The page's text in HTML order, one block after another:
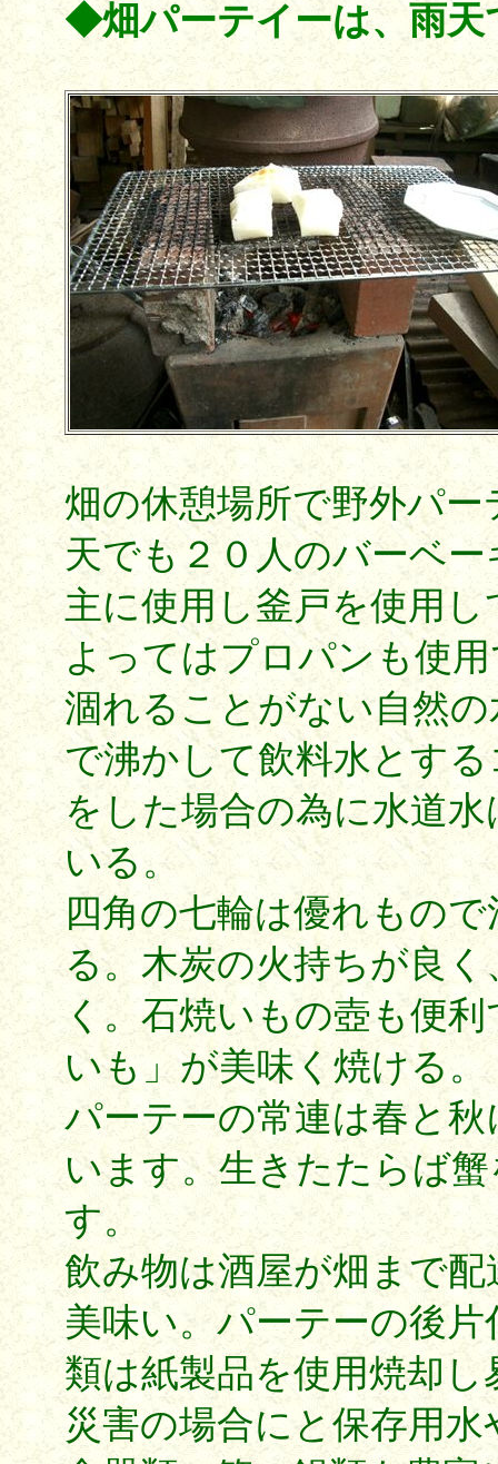
◆畑パーテイーは、雨天
畑の休憩場所で野外パ
天でも２０人のバーベ
主に使用し釜戸を使用
よってはプロパンも使
涸れることがない自然
で沸かして飲料水とす
をした場合の為に水道
いる。
四角の七輪は優れもの
る。木炭の火持ちが良
く。石焼いもの壺も便
いも」が美味く焼ける。
パーテーの常連は春と
います。生きたたらば
す。
飲み物は酒屋が畑まで
美味い。パーテーの後
類は紙製品を使用焼却
災害の場合にと保存用